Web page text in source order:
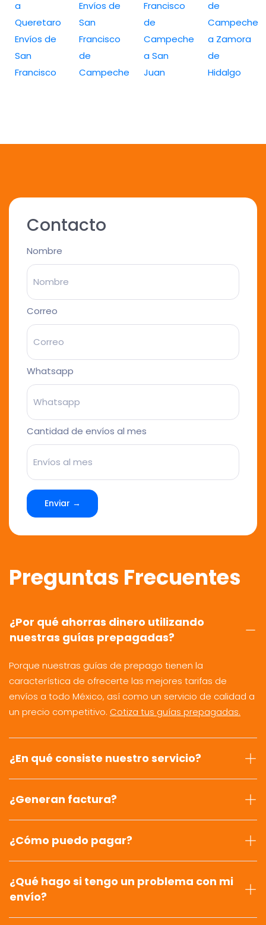
a
Queretaro
Envíos de
San
Francisco
Envíos de
San
Francisco
de
Campeche
Francisco
de
Campeche
a San
Juan
de
Campeche
a Zamora
de
Hidalgo
Contacto
Nombre
Correo
Whatsapp
Cantidad de envíos al mes
Enviar →
Preguntas Frecuentes
¿Por qué ahorras dinero utilizando
nuestras guías prepagadas?
Porque nuestras guías de prepago tienen la
característica de ofrecerte las mejores tarifas de
envíos a todo México, así como un servicio de calidad a
un precio competitivo. Cotiza tus guías prepagadas.
¿En qué consiste nuestro servicio?
¿Generan factura?
¿Cómo puedo pagar?
¿Qué hago si tengo un problema con mi
envío?